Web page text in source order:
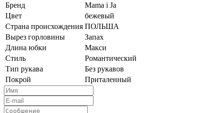
Бренд
Mama i Ja
Цвет
бежевый
Страна происхождения ПОЛЬША
Вырез горловины
Запах
Длина юбки
Макси
Стиль
Романтический
Тип рукава
Без рукавов
Покрой
Приталенный